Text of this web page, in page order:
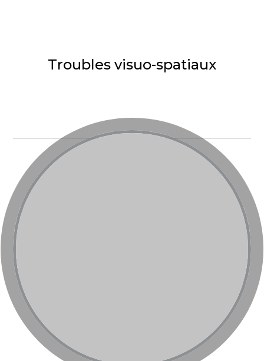
Troubles visuo-spatiaux